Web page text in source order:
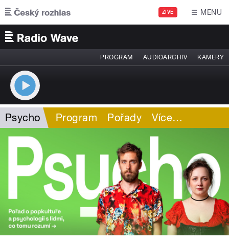
Přejít k hlavnímu obsahu
ŽIVĚ MENU
PROGRAM AUDIOARCHIV KAMERY
Psycho Program Pořady Více…